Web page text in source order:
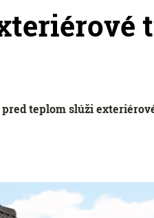
teplom slúži